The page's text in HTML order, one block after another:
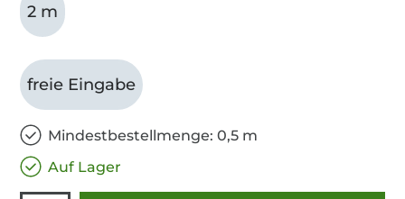
2 m
freie Eingabe
Mindestbestellmenge: 0,5 m
Auf Lager